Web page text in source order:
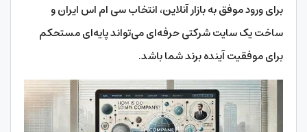
برای ورود موفق به بازار آنلاین، انتخاب سی ام اس ایران و
ساخت یک سایت شرکتی حرفه‌ای می‌تواند پایه‌ای مستحکم
برای موفقیت آینده برند شما باشد.